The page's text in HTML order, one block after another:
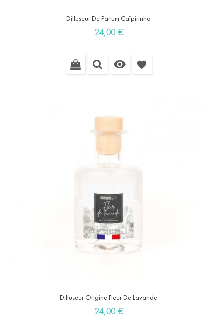
Diffuseur De Parfum Caïpirinha
Prix
24,00 €
 favorite
Diffuseur Origine Fleur De Lavande
Prix
24,00 €